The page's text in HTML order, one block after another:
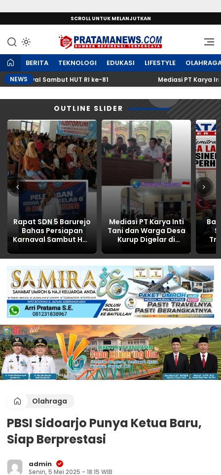
SCROLL UNTUK MELANJUTKAN
PratamaNews.com
Sumber Referensi Terpercaya
BERITA TEKNOLOGI EDUKASI LIFESTYLE
NEWSSambut HUT RI ke-81 Mediasi PT Karya Inti
OUTLINE SLIDER
Rapat SDN 5 Barurejo
Bahas Persiapan
Karnaval Sambut HUT
Mediasi PT Karya Inti
Tani dan Warga Desa
Kurup Digelar di
Limbah, CSR, dan
Kemitraan hasilnya
NOL
Olahraga
PBSI Sidoarjo Punya Ketua Baru,
Siap Berprestasi
admin
Senin, 5 Mei 2025 - 18:15 WIB